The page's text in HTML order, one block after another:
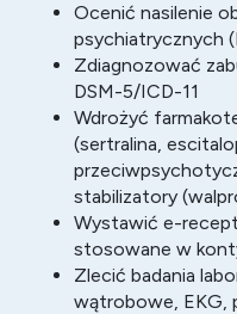
Ocenić nasilenie
psychiatrycznych
Zdiagnozować
DSM-5/ICD-11
Wdrożyć
(sertralina,
stabilizatory
Wystawić e-
stosowane w
Zlecić badania
wątrobowe, EKG,